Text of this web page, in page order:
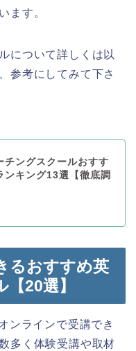
ます。
について詳しくは以
参考にしてみて下さ
チングスクールおすす
ンキング13選【徹底調
るおすすめ英
20選】
ンラインで受講でき
多く体験受講や取材